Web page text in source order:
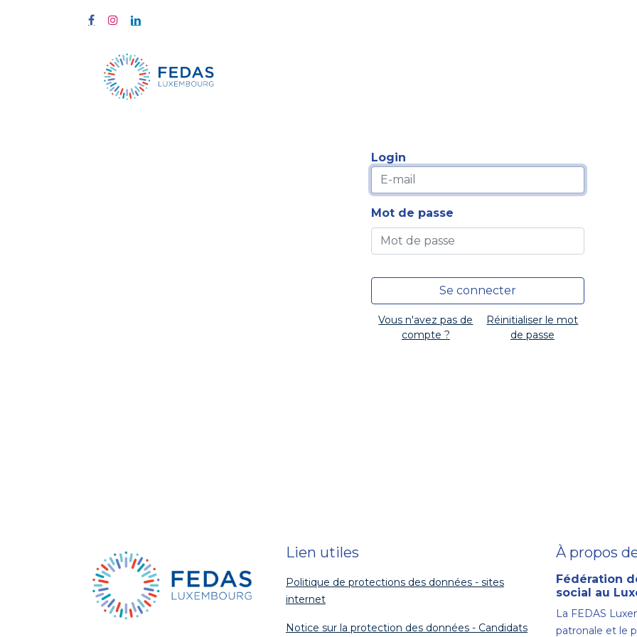
Login
Mot de passe
Se connecter
Vous n'avez pas de
compte ?
Réinitialiser le mot
de passe
Lien utiles
Politique de protections des données - sites
internet
Notice sur la protection des données - Candidats
À propos
Fédération
social au
La FEDAS
patronale et le